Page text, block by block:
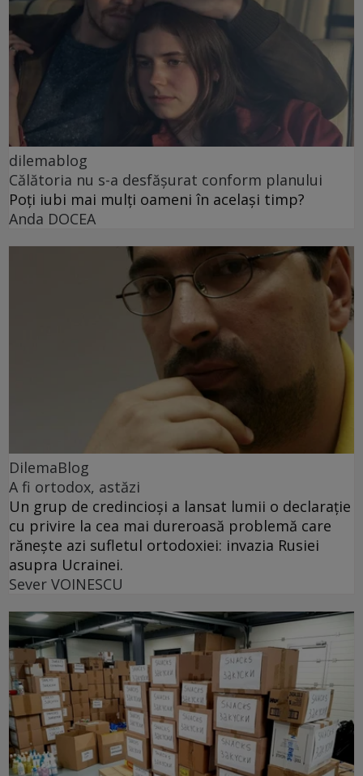
dilemablog
Călătoria nu s-a desfășurat conform planului
Poți iubi mai mulți oameni în același timp?
Anda DOCEA
DilemaBlog
A fi ortodox, astăzi
Un grup de credincioși a lansat lumii o declarație
cu privire la cea mai dureroasă problemă care
rănește azi sufletul ortodoxiei: invazia Rusiei
asupra Ucrainei.
Sever VOINESCU